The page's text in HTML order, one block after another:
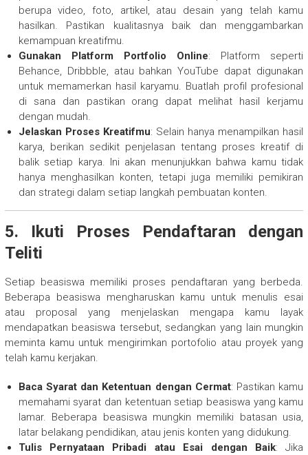
berupa video, foto, artikel, atau desain yang telah kamu
hasilkan. Pastikan kualitasnya baik dan menggambarkan
kemampuan kreatifmu.
Gunakan Platform Portfolio Online: Platform seperti
Behance, Dribbble, atau bahkan YouTube dapat digunakan
untuk memamerkan hasil karyamu. Buatlah profil profesional
di sana dan pastikan orang dapat melihat hasil kerjamu
dengan mudah.
Jelaskan Proses Kreatifmu: Selain hanya menampilkan hasil
karya, berikan sedikit penjelasan tentang proses kreatif di
balik setiap karya. Ini akan menunjukkan bahwa kamu tidak
hanya menghasilkan konten, tetapi juga memiliki pemikiran
dan strategi dalam setiap langkah pembuatan konten.
5. Ikuti Proses Pendaftaran dengan
Teliti
Setiap beasiswa memiliki proses pendaftaran yang berbeda.
Beberapa beasiswa mengharuskan kamu untuk menulis esai
atau proposal yang menjelaskan mengapa kamu layak
mendapatkan beasiswa tersebut, sedangkan yang lain mungkin
meminta kamu untuk mengirimkan portofolio atau proyek yang
telah kamu kerjakan.
Baca Syarat dan Ketentuan dengan Cermat: Pastikan kamu
memahami syarat dan ketentuan setiap beasiswa yang kamu
lamar. Beberapa beasiswa mungkin memiliki batasan usia,
latar belakang pendidikan, atau jenis konten yang didukung.
Tulis Pernyataan Pribadi atau Esai dengan Baik: Jika